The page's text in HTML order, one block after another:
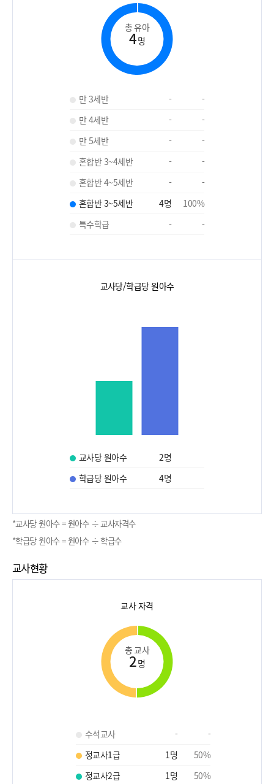
총 유아
4명
만 3세반 -
-
만 4세반
-
-
만 5세반
-
-
혼합반 3~4세반
-
-
혼합반 4~5세반
-
-
혼합반 3~5세반
4명 100%
특수학급
- -
교사당/학급당 원아수
교사당 원아수 2명
학급당 원아수
4명
*교사당 원아수 = 원아수 ÷ 교사자격수
*학급당 원아수 = 원아수 ÷ 학급수
교사현황
교사 자격
총 교사
2명
수석교사 -
-
정교사1급
1명 50%
정교사2급
1명 50%